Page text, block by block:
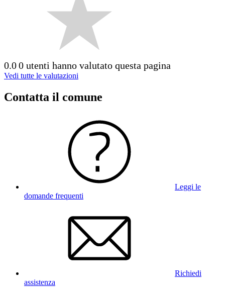
0.00 utenti hanno valutato questa pagina
Vedi tutte le valutazioni
Contatta il comune
Leggi le
domande frequenti
Richiedi
assistenza